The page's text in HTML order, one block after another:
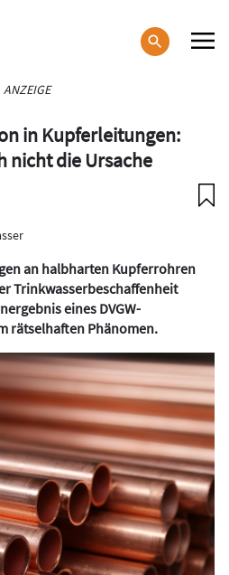
ANZEIGE
in Kupferleitungen:
nicht die Ursache
an halbharten Kupferrohren
Trinkwasserbeschaffenheit
eines DVGW-
rätselhaften Phänomen.